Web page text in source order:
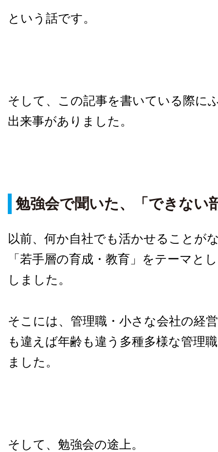
という話です。
そして、この記事を書いている際に
出来事がありました。
勉強会で聞いた、「できない
以前、何か自社でも活かせることが
「若手層の育成・教育」をテーマと
しました。
そこには、管理職・小さな会社の経
も違えば年齢も違う多種多様な管理
ました。
そして、勉強会の途上。